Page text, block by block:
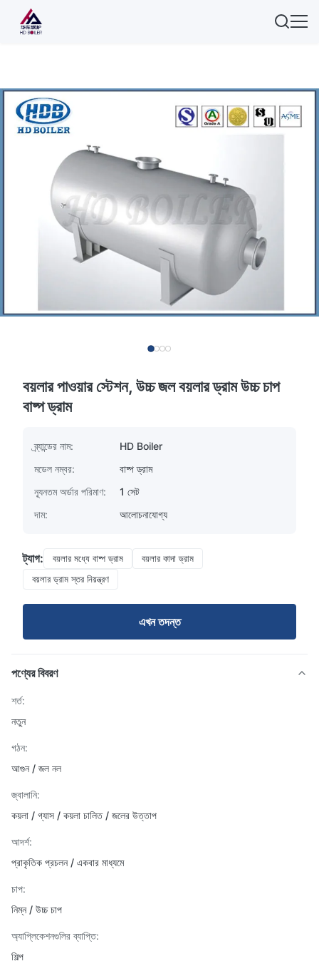
বয়লার পাওয়ার স্টেশন, উচ্চ জল বয়লার ড্রাম উচ্চ চাপ
বাষ্প ড্রাম
ব্র্যান্ডের নাম:
HD Boiler
মডেল নম্বর:
বাষ্প ড্রাম
ন্যূনতম অর্ডার পরিমাণ:
1 সেট
দাম:
আলোচনাযোগ্য
ট্যাগ: বয়লার মধ্যে বাষ্প ড্রাম
বয়লার কাদা ড্রাম
বয়লার ড্রাম স্তর নিয়ন্ত্রণ
এখন তদন্ত
পণ্যের বিবরণ
শর্ত:
নতুন
গঠন:
আগুন / জল নল
জ্বালানি:
কয়লা / গ্যাস / কয়লা চালিত / জলের উত্তাপ
আদর্শ:
প্রাকৃতিক প্রচলন / একবার মাধ্যমে
চাপ:
নিম্ন / উচ্চ চাপ
অ্যাপ্লিকেশনগুলির ব্যাপ্তি:
শিল্প